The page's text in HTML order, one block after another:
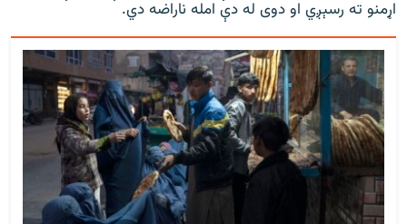
اړمنو ته رسېږي او دوی له دې امله ناراضه دي.